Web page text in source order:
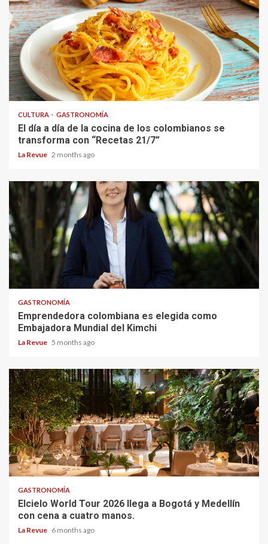
CULTURA GASTRONOMÍA
El día a día de la cocina de los colombianos se
transforma con “Recetas 21/7”
La Revue 2 months ago
GASTRONOMÍA
Emprendedora colombiana es elegida como
Embajadora Mundial del Kimchi
La Revue 5 months ago
GASTRONOMÍA
Elcielo World Tour 2026 llega a Bogotá y Medellín
con cena a cuatro manos.
La Revue 6 months ago